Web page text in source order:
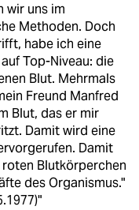
wir uns im
Methoden. Doch
habe ich eine
Top-Niveau: die
Blut. Mehrmals
Freund Manfred
Blut, das er mir
Damit wird eine
Damit
Blutkörperchen
des Organismus."